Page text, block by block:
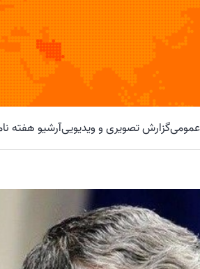
عمومیگزارش تصویری و ویدیوییآرشیو هفته